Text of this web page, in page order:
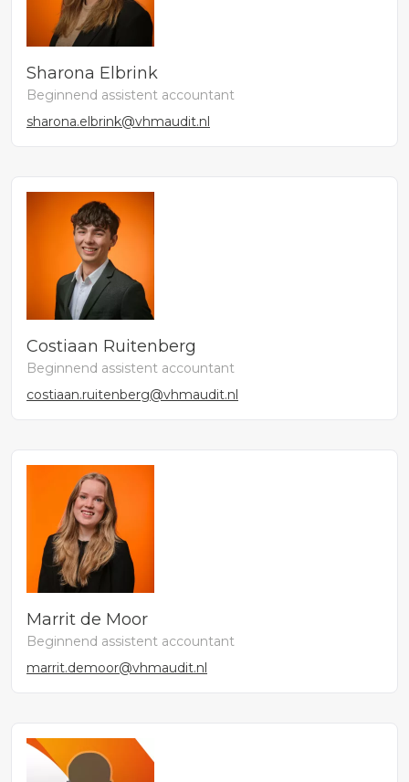
Sharona Elbrink
Beginnend assistent accountant
sharona.elbrink@vhmaudit.nl
Costiaan Ruitenberg
Beginnend assistent accountant
costiaan.ruitenberg@vhmaudit.nl
Marrit de Moor
Beginnend assistent accountant
marrit.demoor@vhmaudit.nl